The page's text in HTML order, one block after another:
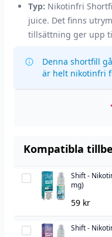
Typ: Nikotinfri
juice. Det finns
tillsättning ger upp
Denna shortfill
är helt nikotinfri
Kompatibla
Shift
Nikotinshot
Salt-
Shift -
mg)
59 kr
Shift
Shift -